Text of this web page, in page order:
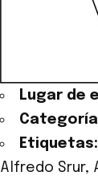
Lugar de
Etiquetas:
Alfredo Srur,